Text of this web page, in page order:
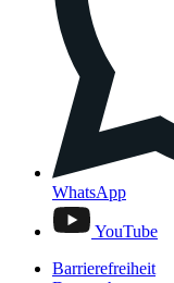
WhatsApp
YouTube
Barrierefreiheit